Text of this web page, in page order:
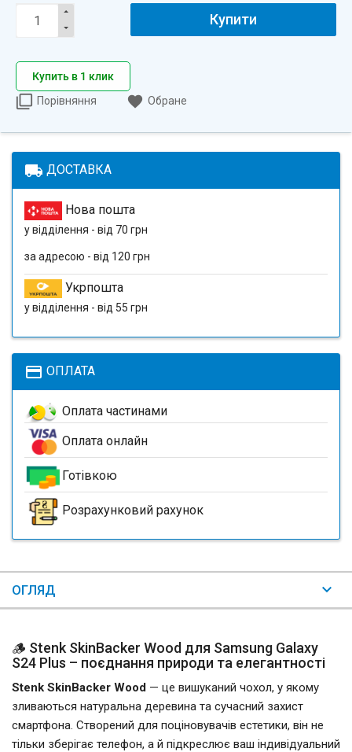
Купити
Купить в 1 клик
Порівняння
Обране
local_shipping ДОСТАВКА
Нова пошта
у відділення - від 70 грн
за адресою - від 120 грн
Укрпошта
у відділення - від 55 грн
payment ОПЛАТА
Оплата частинами
Оплата онлайн
Готівкою
Розрахунковий рахунок
ОГЛЯД
🪵 Stenk SkinBacker Wood для Samsung Galaxy
S24 Plus – поєднання природи та елегантності
Stenk SkinBacker Wood — це вишуканий чохол, у якому
зливаються натуральна деревина та сучасний захист
смартфона. Створений для поціновувачів естетики, він не
тільки зберігає телефон, а й підкреслює ваш індивідуальний